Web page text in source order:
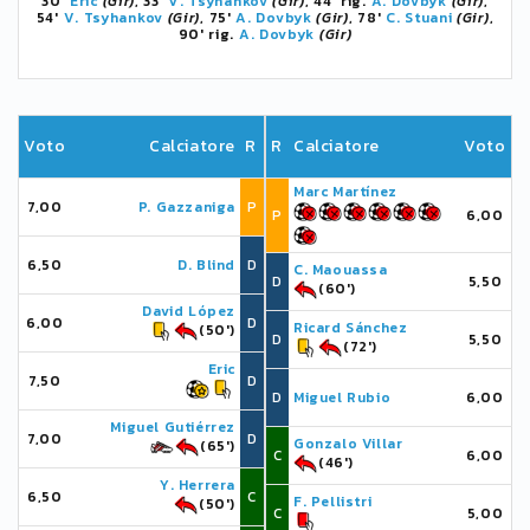
54' V. Tsyhankov (Gir), 75'A. Dovbyk (Gir), 78' C. Stuani (Gir),
90' rig. A. Dovbyk (Gir)
Voto Calciatore R
7,00 P. Gazzaniga P
6,50 D. Blind D
6,00
David López
(50')
D
7,50
Eric
D
7,00
Miguel Gutiérrez
(65')
D
6,50
Y. Herrera
(50')
C
R Calciatore Voto
P
Marc Martínez
6,00
D
C. Maouassa
(60')
5,50
D
Ricard Sánchez
(72')
5,50
D Miguel Rubio 6,00
C
Gonzalo Villar
(46')
6,00
C
F. Pellistri
5,00